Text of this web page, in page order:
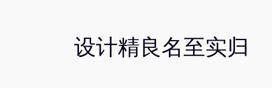
设计精良名至实归